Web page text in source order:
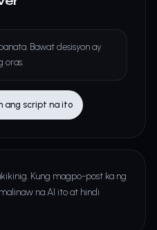
Bawat desisyon ay
oras.
ang script na ito
Kung magpo-post ka ng
na AI ito at hindi